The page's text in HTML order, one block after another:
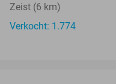
Zeist (6 km)
Verkocht: 1.774